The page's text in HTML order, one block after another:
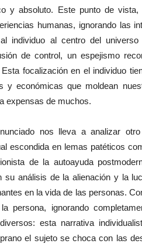
y absoluto. Este punto de
humanas, ignorando las
individuo al centro del
de control, un espejismo
focalización en el individuo
y económicas que moldean
expensas de muchos.
nos lleva a analizar
escondida en lemas patéticos
de la autoayuda
su análisis de la alienación y la
en la vida de las personas.
persona, ignorando
esta narrativa
el sujeto se choca con las